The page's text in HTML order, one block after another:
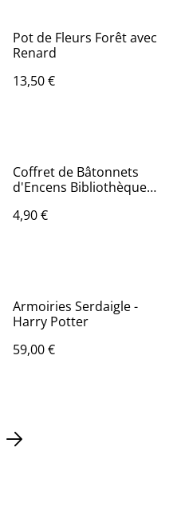
Pot de Fleurs Forêt avec
Renard
13,50 €
Coffret de Bâtonnets
d'Encens Bibliothèque
4,90 €
Armoiries Serdaigle -
Harry Potter
59,00 €